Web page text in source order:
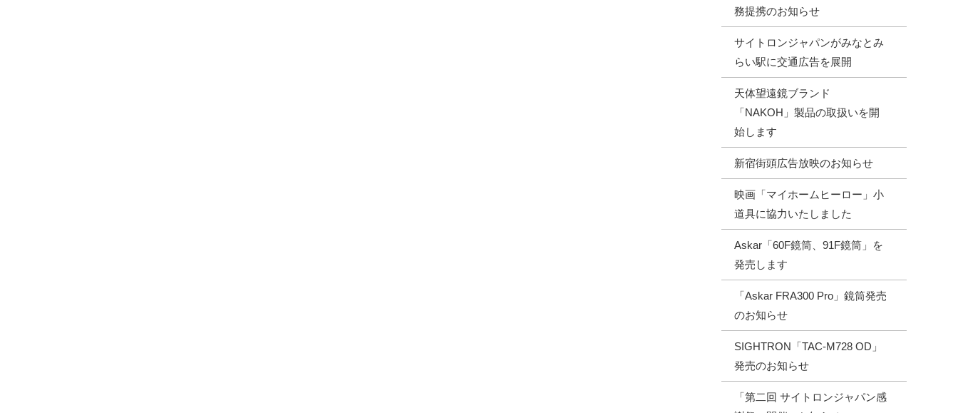
務提携のお知らせ
サイトロンジャパンがみなとみ
らい駅に交通広告を展開
天体望遠鏡ブランド
「NAKOH」製品の取扱いを開
始します
新宿街頭広告放映のお知らせ
映画「マイホームヒーロー」小
道具に協力いたしました
Askar「60F鏡筒、91F鏡筒」を
発売します
「Askar FRA300 Pro」鏡筒発売
のお知らせ
SIGHTRON「TAC-M728 OD」
発売のお知らせ
「第二回 サイトロンジャパン感